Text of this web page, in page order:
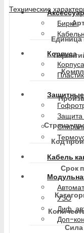
Бирки
Корпуса
Защита
Кабель
УЗО
Диф.
Доп-
Технические
Единица
Страна-
Код
Срок
Сила